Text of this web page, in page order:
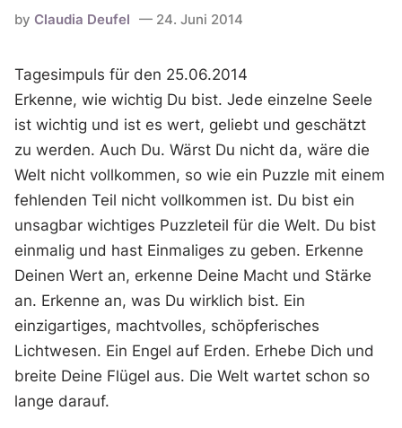
d
n
byClaudia Deufel 24. Juni 2014
Tagesimpuls für den 25.06.2014
Erkenne, wie wichtig Du bist. Jede einzelne Seele
ist wichtig und ist es wert, geliebt und geschätzt
zu werden. Auch Du. Wärst Du nicht da, wäre die
Welt nicht vollkommen, so wie ein Puzzle mit einem
fehlenden Teil nicht vollkommen ist. Du bist ein
unsagbar wichtiges Puzzleteil für die Welt. Du bist
einmalig und hast Einmaliges zu geben. Erkenne
Deinen Wert an, erkenne Deine Macht und Stärke
an. Erkenne an, was Du wirklich bist. Ein
einzigartiges, machtvolles, schöpferisches
Lichtwesen. Ein Engel auf Erden. Erhebe Dich und
breite Deine Flügel aus. Die Welt wartet schon so
lange darauf.